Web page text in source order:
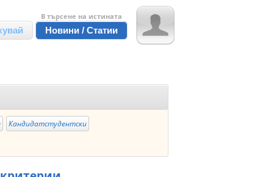
В търсене на истината
Новини / Статии
Кандидатстудентски